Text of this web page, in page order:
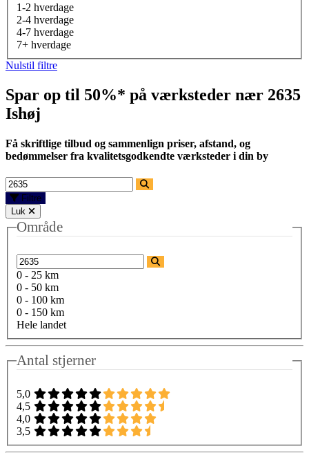
1-2 hverdage
2-4 hverdage
4-7 hverdage
7+ hverdage
Nulstil filtre
Spar op til 50%* på værksteder nær 2635
Ishøj
Få skriftlige tilbud og sammenlign priser, afstand, og
bedømmelser fra kvalitetsgodkendte værksteder i din by
Filtre
Luk
Område
0 - 25 km
0 - 50 km
0 - 100 km
0 - 150 km
Hele landet
Antal stjerner
5,0
4,5
4,0
3,5